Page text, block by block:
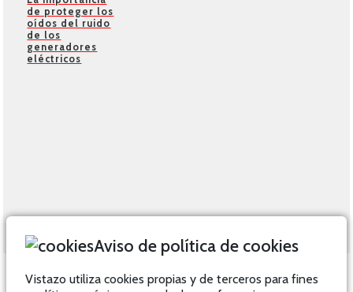
de proteger los
oídos del ruido
de los
generadores
eléctricos
Aviso de política de cookies
Vistazo utiliza cookies propias y de terceros para fines